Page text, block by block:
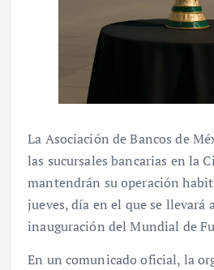
La Asociación de Bancos de
las sucursales bancarias en la
mantendrán su operación
jueves, día en el que se llevará
inauguración del Mundial de
En un comunicado oficial, la